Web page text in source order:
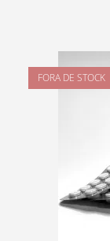
FORA DE STOCK